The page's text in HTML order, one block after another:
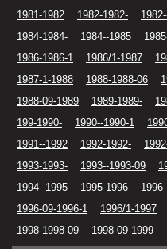
1981-1982
1982-1982-
1984-1984-
1984--1985
1986-1986-1
1986/1-1987
1987-1-1988
1988-1988-06
1988-09-1989
1989-1989-
199-1990-
1990--1990-1
1991--1992
1992-1992-
1993-1993-
1993--1993-09
1994--1995
1995-1996
1996-09-1996-1
1996/1-1997
1998-1998-09
1998-09-1999